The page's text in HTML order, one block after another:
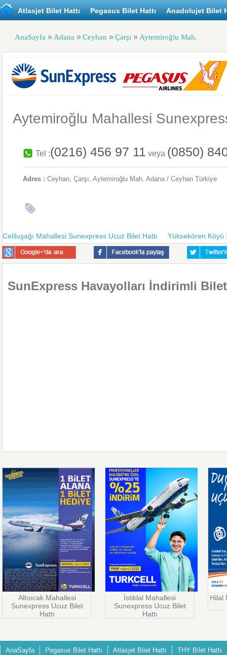
Atlasjet Bilet Hattı Pegasus Bilet Hattı Anadolujet Bilet
AnaSayfa » Adana »Ceyhan »Çarşı » Aytemiroğlu Mah.
Aytemiroğlu Mahallesi
Tel :(0216) 456 97 11 veya (0850)
Adres : Ceyhan , Çarşı, Aytemiroğlu Mah. Adana / Ceyhan Türkiye
Celiluşağı Mahallesi Sunexpress Ucuz Bilet Hattı Yüksekören Köyü
SunExpress Havayolları İndirimli
Altıocak Mahallesi
Sunexpress Ucuz Bilet
Hattı
İstiklal Mahallesi
Sunexpress Ucuz Bilet
Hattı
Hilal
AnaSayfa Pegasus Bilet Hattı Atlasjet Bilet Hattı THY Bilet Hattı